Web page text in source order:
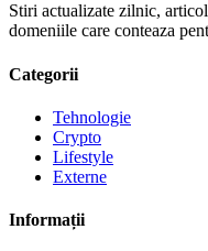
Stiri actualizate zilnic,
domeniile care conteaza
Categorii
Tehnologie
Crypto
Lifestyle
Externe
Informații